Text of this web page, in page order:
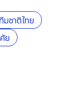
ทีมชาติไทย
ย